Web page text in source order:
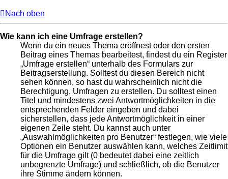
Nach oben
Wie kann ich eine Umfrage erstellen?
Wenn du ein neues Thema eröffnest oder den ersten
Beitrag eines Themas bearbeitest, findest du ein Register
„Umfrage erstellen“ unterhalb des Formulars zur
Beitragserstellung. Solltest du diesen Bereich nicht
sehen können, so hast du wahrscheinlich nicht die
Berechtigung, Umfragen zu erstellen. Du solltest einen
Titel und mindestens zwei Antwortmöglichkeiten in die
entsprechenden Felder eingeben und dabei
sicherstellen, dass jede Antwortmöglichkeit in einer
eigenen Zeile steht. Du kannst auch unter
„Auswahlmöglichkeiten pro Benutzer“ festlegen, wie viele
Optionen ein Benutzer auswählen kann, welches Zeitlimit
für die Umfrage gilt (0 bedeutet dabei eine zeitlich
unbegrenzte Umfrage) und schließlich, ob die Benutzer
ihre Stimme ändern können.